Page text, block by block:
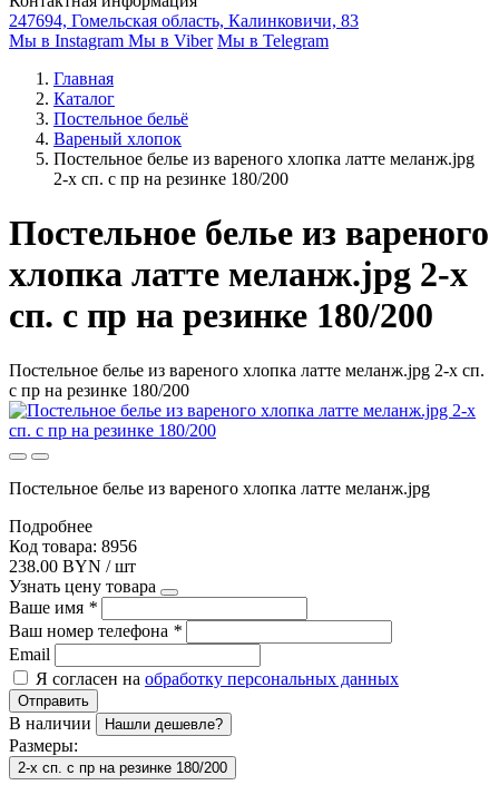
247694, Гомельская область, Калинковичи, 83
Мы в Instagram Мы в Viber Мы в Telegram
Главная
Каталог
Постельное бельё
Вареный хлопок
Постельное белье из вареного хлопка латте меланж.jpg
2-х сп. с пр на резинке 180/200
Постельное белье из вареного
хлопка латте меланж.jpg 2-х
сп. с пр на резинке 180/200
Постельное белье из вареного хлопка латте меланж.jpg 2-х сп.
с пр на резинке 180/200
Постельное белье из вареного хлопка латте меланж.jpg
Подробнее
Код товара: 8956
238.00 BYN / шт
Узнать цену товара
Ваше имя *
Ваш номер телефона *
Email
Я согласен на обработку персональных данных
Отправить
В наличии Нашли дешевле?
Размеры:
2-х сп. с пр на резинке 180/200